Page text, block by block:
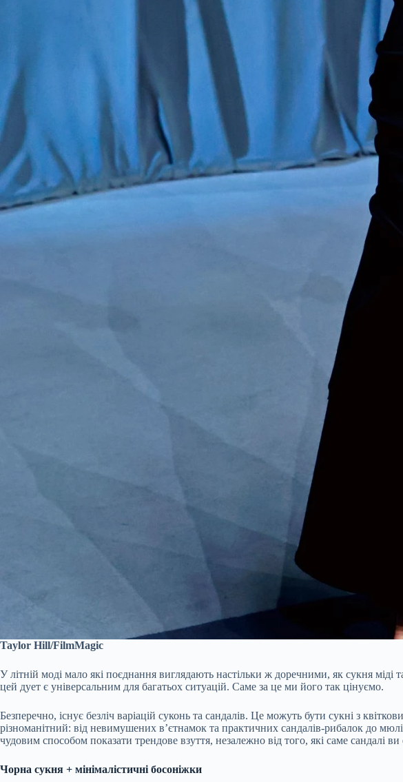
Taylor Hill/FilmMagic
У літній моді мало які поєднання виглядають настільки ж доречними, як сукня міді
цей дует є універсальним для багатьох ситуацій. Саме за це ми його так цінуємо.
Безперечно, існує безліч варіацій суконь та сандалів. Це можуть бути сукні з
різноманітний: від невимушених вʼєтнамок та практичних сандалів-рибалок до
чудовим способом показати трендове взуття, незалежно від того, які саме сандалі
Чорна сукня + мінімалістичні босоніжки